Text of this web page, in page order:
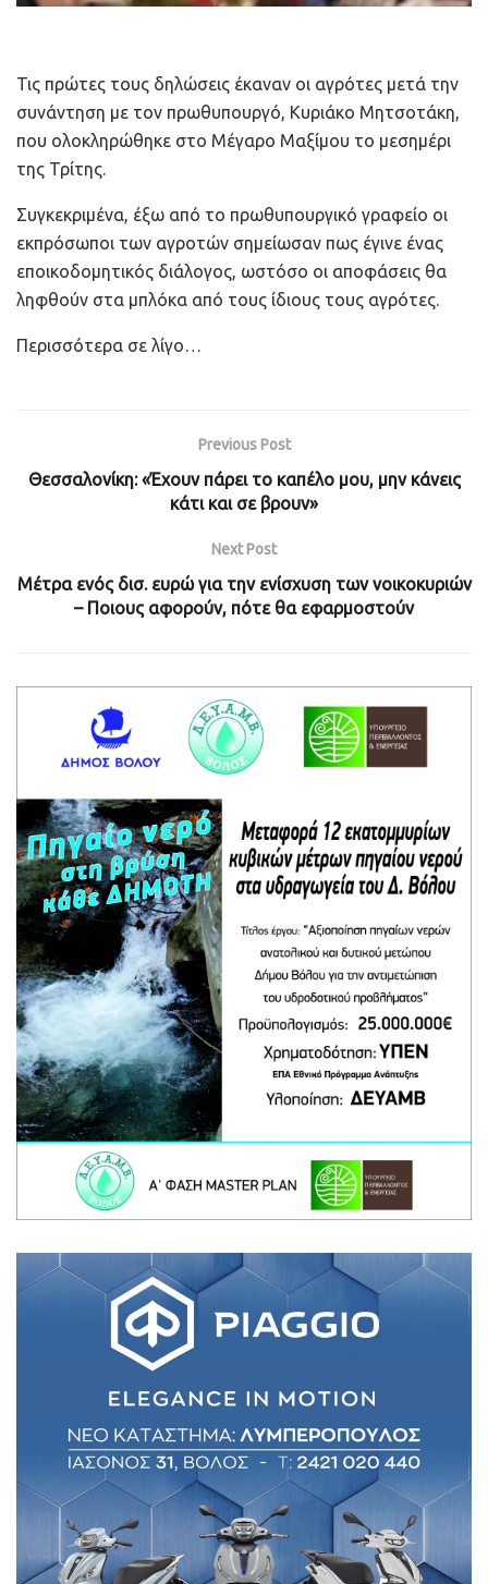
Τις πρώτες τους δηλώσεις έκαναν οι αγρότες μετά την
συνάντηση με τον πρωθυπουργό, Κυριάκο Μητσοτάκη,
που ολοκληρώθηκε στο Μέγαρο Μαξίμου το μεσημέρι
της Τρίτης.
Συγκεκριμένα, έξω από το πρωθυπουργικό γραφείο οι
εκπρόσωποι των αγροτών σημείωσαν πως έγινε ένας
εποικοδομητικός διάλογος, ωστόσο οι αποφάσεις θα
ληφθούν στα μπλόκα από τους ίδιους τους αγρότες.
Περισσότερα σε λίγο…
Previous Post
Θεσσαλονίκη: «Έχουν πάρει το καπέλο μου, μην κάνεις
κάτι και σε βρουν»
Next Post
Μέτρα ενός δισ. ευρώ για την ενίσχυση των νοικοκυριών
– Ποιους αφορούν, πότε θα εφαρμοστούν